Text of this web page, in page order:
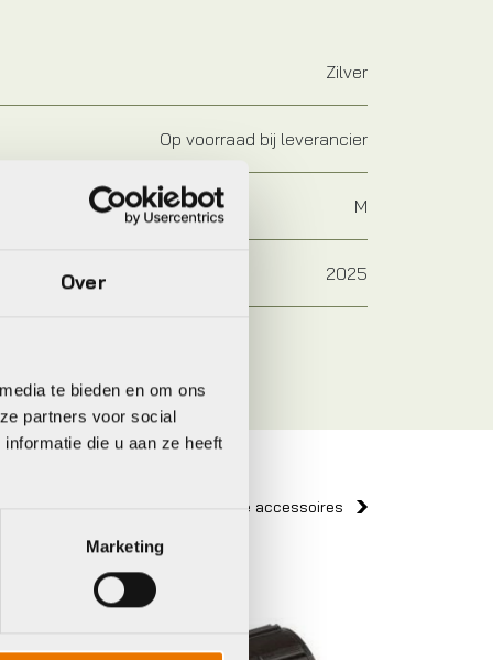
Over
te bieden en om ons
partners voor social
die u aan ze heeft
Marketing
Zilver
Op voorraad bij leverancier
M
2025
Bekijk alle accessoires
Xlc